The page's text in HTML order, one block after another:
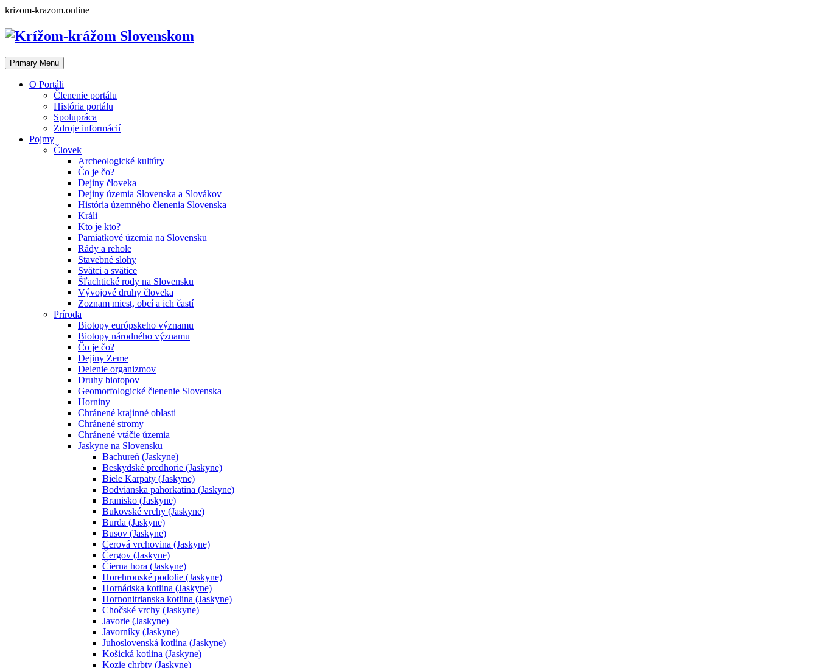
Skip
content
krizom-krazom.online
Primary Menu
O Portáli
Členenie portálu
História portálu
Spolupráca
Zdroje informácií
Pojmy
Človek
Archeologické kultúry
Čo je čo?
Dejiny človeka
Dejiny územia Slovenska a Slovákov
História územného členenia Slovenska
Králi
Kto je kto?
Pamiatkové územia na Slovensku
Rády a rehole
Stavebné slohy
Svätci a svätice
Šľachtické rody na Slovensku
Vývojové druhy človeka
Zoznam miest, obcí a ich častí
Príroda
Biotopy európskeho významu
Biotopy národného významu
Čo je čo?
Dejiny Zeme
Delenie organizmov
Druhy biotopov
Geomorfologické členenie Slovenska
Horniny
Chránené krajinné oblasti
Chránené stromy
Chránené vtáčie územia
Jaskyne na Slovensku
Bachureň (Jaskyne)
Beskydské predhorie (Jaskyne)
Biele Karpaty (Jaskyne)
Bodvianska pahorkatina (Jaskyne)
Branisko (Jaskyne)
Bukovské vrchy (Jaskyne)
Burda (Jaskyne)
Busov (Jaskyne)
Cerová vrchovina (Jaskyne)
Čergov (Jaskyne)
Čierna hora (Jaskyne)
Horehronské podolie (Jaskyne)
Hornádska kotlina (Jaskyne)
Hornonitrianska kotlina (Jaskyne)
Chočské vrchy (Jaskyne)
Javorie (Jaskyne)
Javorníky (Jaskyne)
Juhoslovenská kotlina (Jaskyne)
Košická kotlina (Jaskyne)
Kozie chrbty (Jaskyne)